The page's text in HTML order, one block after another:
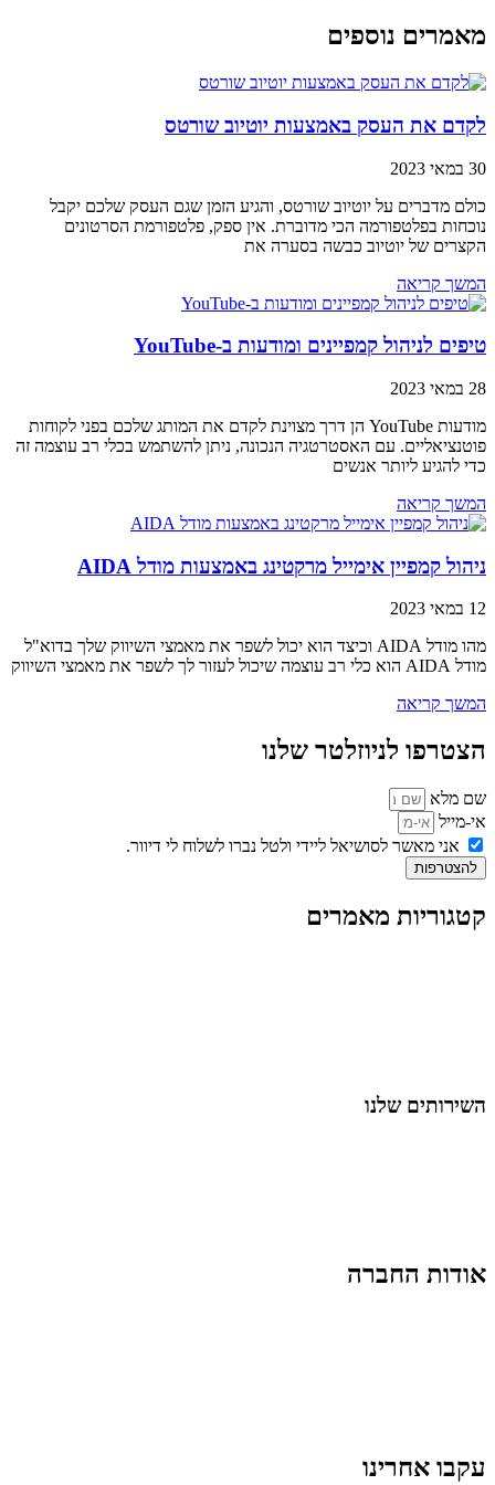
מאמרים נוספים
לקדם את העסק באמצעות יוטיוב שורטס
30 במאי 2023
כולם מדברים על יוטיוב שורטס, והגיע הזמן שגם העסק שלכם יקבל
נוכחות בפלטפורמה הכי מדוברת. אין ספק, פלטפורמת הסרטונים
הקצרים של יוטיוב כבשה בסערה את
המשך קריאה
טיפים לניהול קמפיינים ומודעות ב-YouTube
28 במאי 2023
מודעות YouTube הן דרך מצוינת לקדם את המותג שלכם בפני לקוחות
פוטנציאליים. עם האסטרטגיה הנכונה, ניתן להשתמש בכלי רב עוצמה זה
כדי להגיע ליותר אנשים
המשך קריאה
ניהול קמפיין אימייל מרקטינג באמצעות מודל AIDA
12 במאי 2023
מהו מודל AIDA וכיצד הוא יכול לשפר את מאמצי השיווק שלך בדוא"ל
מודל AIDA הוא כלי רב עוצמה שיכול לעזור לך לשפר את מאמצי השיווק
המשך קריאה
הצטרפו לניוזלטר שלנו
שם מלא
אי-מייל
אני מאשר לסושיאל ליידי ולטל נברו לשלוח לי דיוור.
להצטרפות
קטגוריות מאמרים
השירותים שלנו
אודות החברה
עקבו אחרינו